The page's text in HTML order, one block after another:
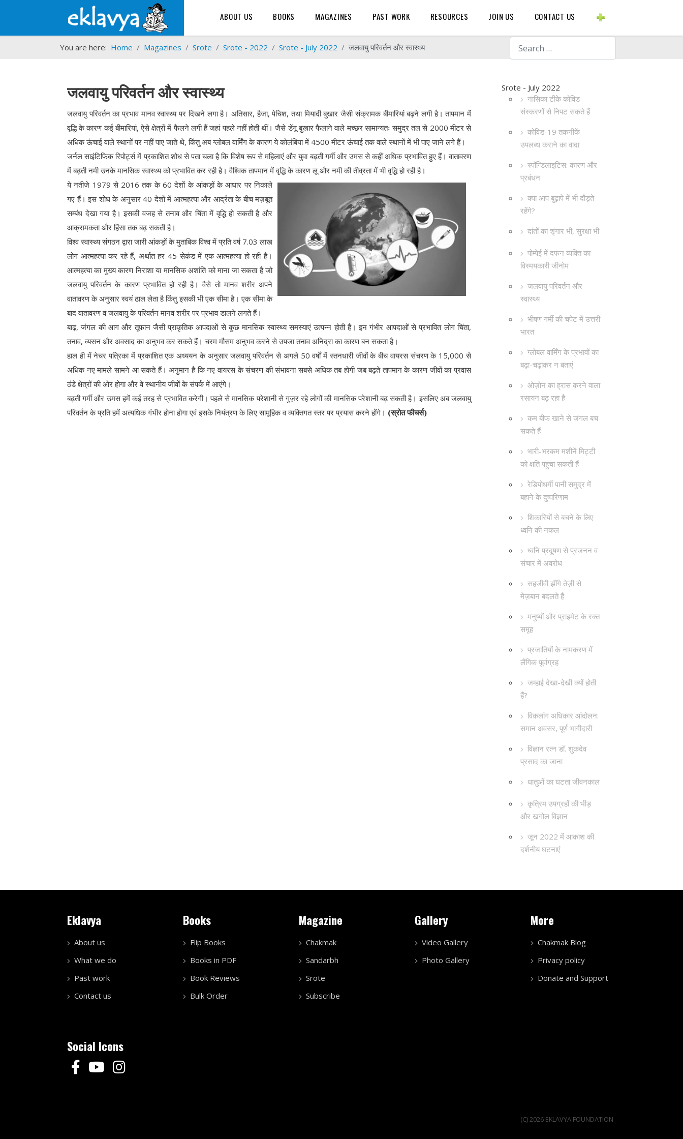
Search
ABOUT US BOOKS MAGAZINES PAST WORK RESOURCES JOIN US CONTACT US
You are here: Home Magazines Srote Srote - 2022 Srote - July 2022 जलवायु परिवर्तन और स्वास्थ्य
Srote - July 2022
नासिका टीके कोविड
संस्करणों से निपट सकते हैं
कोविड-19 तकनीकें
उपलब्ध कराने का वादा
स्पॉन्डिलाइटिस: कारण और
प्रबंधन
क्या आप बुढ़ापे में भी दौड़ते
रहेंगे?
दांतों का शृंगार भी, सुरक्षा भी
पोम्पेई में दफन व्यक्ति का
विस्मयकारी जीनोम
जलवायु परिवर्तन और
स्वास्थ्य
भीषण गर्मी की चपेट में उत्तरी
भारत
ग्लोबल वार्मिंग के प्रभावों का
बढ़ा-चढ़ाकर न बताएं
ओज़ोन का ह्रास करने वाला
रसायन बढ़ रहा है
कम बीफ खाने से जंगल बच
सकते हैं
भारी-भरकम मशीनें मिट्टी
को क्षति पहुंचा सकती हैं
रेडियोधर्मी पानी समुद्र में
बहाने के दुष्परिणाम
शिकारियों से बचने के लिए
ध्वनि की नकल
ध्वनि प्रदूषण से प्रजनन व
संचार में अवरोध
सहजीवी झींगे तेज़ी से
मेज़बान बदलते हैं
मनुष्यों और प्राइमेट के रक्त
समूह
प्रजातियों के नामकरण में
लैंगिक पूर्वाग्रह
जम्हाई देखा-देखी क्यों होती
हैं?
विकलांग अधिकार आंदोलन:
समान अवसर, पूर्ण भागीदारी
विज्ञान रत्न डॉ. शुकदेव
प्रसाद का जाना
धातुओं का घटता जीवनकाल
कृत्रिम उपग्रहों की भीड़
और खगोल विज्ञान
जून 2022 में आकाश की
दर्शनीय घटनाएं
जलवायु परिवर्तन और स्वास्थ्य
जलवायु परिवर्तन का प्रभाव मानव स्वास्थ्य पर दिखने लगा है। अतिसार, हैजा, पेचिश, तथा मियादी बुखार जैसी संक्रामक बीमारियां बढ़ने लगी है। तापमान में
वृद्धि के कारण कई बीमारियां, ऐसे क्षेत्रों में फैलने लगी हैं जहां पहले नहीं होती थीं। जैसे डेंगू बुखार फैलाने वाले मच्छर सामान्यतः समुद्र तल से 2000 मीटर से
अधिक ऊंचाई वाले स्थानों पर नहीं पाए जाते थे, किंतु अब ग्लोबल वार्मिंग के कारण ये कोलंबिया में 4500 मीटर ऊंचाई तक वाले स्थानों में भी पाए जाने लगे हैं।
जर्नल साइंटिफिक रिपोर्ट्स में प्रकाशित शोध से पता चला है कि विशेष रूप से महिलाएं और युवा बढ़ती गर्मी और उमस से कहीं अधिक प्रभावित हुए हैं। वातावरण
में बढ़ती नमी उनके मानसिक स्वास्थ्य को प्रभावित कर रही है। वैश्विक तापमान में वृद्धि के कारण लू और नमी की तीव्रता में भी वृद्धि हो रही है।
ये नतीजे 1979 से 2016 तक के 60 देशों के आंकड़ों के आधार पर निकाले
गए हैं। इस शोध के अनुसार 40 देशों में आत्महत्या और आर्द्रता के बीच मज़बूत
सम्बंध देखा गया है। इसकी वजह से तनाव और चिंता में वृद्धि हो सकती है और
आक्रामकता और हिंसा तक बढ़ सकती है।
विश्व स्वास्थ्य संगठन द्वारा जारी आंकड़ों के मुताबिक विश्व में प्रति वर्ष 7.03 लाख
लोग आत्महत्या कर रहे हैं, अर्थात हर 45 सेकंड में एक आत्महत्या हो रही है।
आत्महत्या का मुख्य कारण निराशा या मानसिक अशांति को माना जा सकता है जो
जलवायु परिवर्तन के कारण प्रभावित हो रही है। वैसे तो मानव शरीर अपने
वातावरण के अनुसार स्वयं ढाल लेता है किंतु इसकी भी एक सीमा है। एक सीमा के
बाद वातावरण व जलवायु के परिवर्तन मानव शरीर पर प्रभाव डालने लगते हैं।
बाढ़, जंगल की आग और तूफान जैसी प्राकृतिक आपदाओं से कुछ मानसिक स्वास्थ्य समस्याएं उत्पन्न होती हैं। इन गंभीर आपदाओं से प्रभावित लोग चिंता,
तनाव, व्यसन और अवसाद का अनुभव कर सकते हैं। चरम मौसम अनुभव करने से उपजा तनाव अनिद्रा का कारण बन सकता है।
हाल ही में नेचर पत्रिका में प्रकाशित एक अध्ययन के अनुसार जलवायु परिवर्तन से अगले 50 वर्षों में स्तनधारी जीवों के बीच वायरस संचरण के 15,000 से
अधिक नए मामले सामने आ सकते हैं। अनुमान है कि नए वायरस के संचरण की संभावना सबसे अधिक तब होगी जब बढ़ते तापमान के कारण जीवों का प्रवास
ठंडे क्षेत्रों की ओर होगा और वे स्थानीय जीवों के संपर्क में आएंगे।
बढ़ती गर्मी और उमस हमें कई तरह से प्रभावित करेगी। पहले से मानसिक परेशानी से गुज़र रहे लोगों की मानसिक परेशानी बढ़ सकती है। इसलिए अब जलवायु
परिवर्तन के प्रति हमें अत्यधिक गंभीर होना होगा एवं इसके नियंत्रण के लिए सामूहिक व व्यक्तिगत स्तर पर प्रयास करने होंगे। (स्रोत फीचर्स)
Eklavya
About us
What we do
Past work
Contact us
Books
Flip Books
Books in PDF
Book Reviews
Bulk Order
Magazine
Chakmak
Sandarbh
Srote
Subscribe
Gallery
Video Gallery
Photo Gallery
More
Chakmak Blog
Privacy policy
Donate and Support
Social Icons
(C) 2026 EKLAVYA FOUNDATION